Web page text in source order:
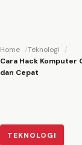
Home
Teknologi
Cara Hack Komputer
dan Cepat
TEKNOLOGI